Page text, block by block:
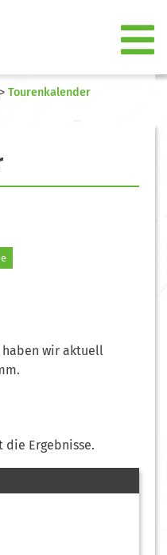
Tourenkalender
haben wir aktuell
Ergebnisse.